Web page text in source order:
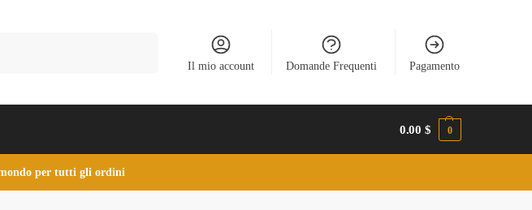
Il mio account Domande Frequenti Pagamento
0.00$ 0
per tutti gli ordini